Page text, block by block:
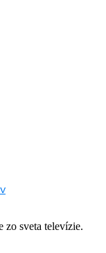
zo sveta televízie.